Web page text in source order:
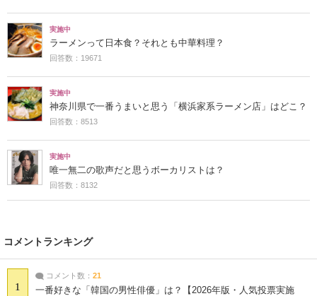
実施中
ラーメンって日本食？それとも中華料理？
回答数：19671
実施中
神奈川県で一番うまいと思う「横浜家系ラーメン店」はどこ？
回答数：8513
実施中
唯一無二の歌声だと思うボーカリストは？
回答数：8132
コメントランキング
1
コメント数： 21
一番好きな「韓国の男性俳優」は？【2026年版・人気投票実施